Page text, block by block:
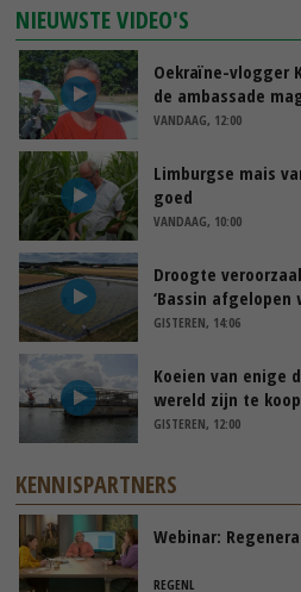
NIEUWSTE VIDEO'S
Oekraïne-vlogger
de ambassade
VANDAAG, 12:00
Limburgse mais
goed
VANDAAG, 10:00
Droogte
‘Bassin afgelopen
GISTEREN, 14:06
Koeien van enige
wereld zijn te koop
GISTEREN, 12:00
KENNISPARTNERS
Webinar:
REGENL